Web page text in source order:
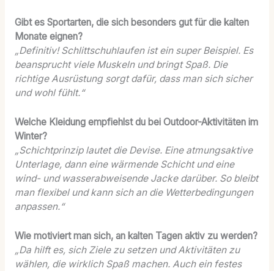
Gibt es Sportarten, die sich besonders gut für die kalten
Monate eignen?
„Definitiv! Schlittschuhlaufen ist ein super Beispiel. Es
beansprucht viele Muskeln und bringt Spaß. Die
richtige Ausrüstung sorgt dafür, dass man sich sicher
und wohl fühlt.“
Welche Kleidung empfiehlst du bei Outdoor-Aktivitäten im
Winter?
„Schichtprinzip lautet die Devise. Eine atmungsaktive
Unterlage, dann eine wärmende Schicht und eine
wind- und wasserabweisende Jacke darüber. So bleibt
man flexibel und kann sich an die Wetterbedingungen
anpassen.“
Wie motiviert man sich, an kalten Tagen aktiv zu werden?
„Da hilft es, sich Ziele zu setzen und Aktivitäten zu
wählen, die wirklich Spaß machen. Auch ein festes